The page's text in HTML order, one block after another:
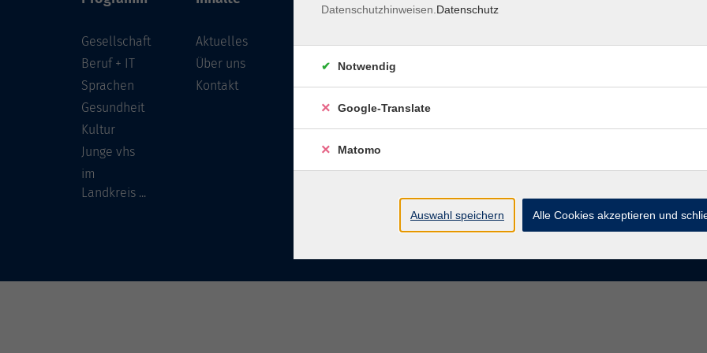
Gesellschaft
Beruf + IT
Sprachen
Gesundheit
Kultur
Junge vhs
im
Landkreis ...
Aktuelles
Über uns
Kontakt
96450 Coburg
info@vhs-coburg.de
Tel: 09561 8825-0
Datenschutzhinweisen. Datenschutz
Notwendig
Google-Translate
Matomo
Auswahl speichern Alle Cookies akzeptieren und